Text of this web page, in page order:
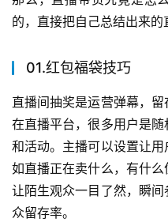
的，直接把自己总结出来的
01.红包福袋技巧
直播间抽奖是运营弹幕，留
在直播平台，很多用户是
和活动。主播可以设置让
如直播正在卖什么，有什么
让陌生观众一目了然，瞬
众留存率。